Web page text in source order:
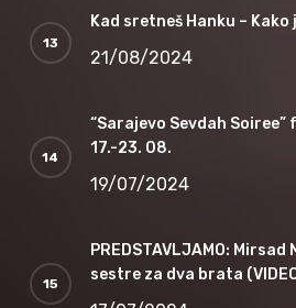
Kad sretneš Hanku –
21/08/2024
“Sarajevo Sevdah
17.-23. 08.
19/07/2024
PREDSTAVLJAMO:
sestre za dva brata